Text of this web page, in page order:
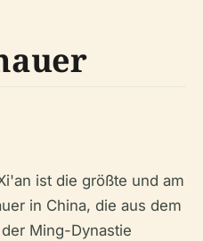
ist die größte und am
in China, die aus dem
Ming-Dynastie